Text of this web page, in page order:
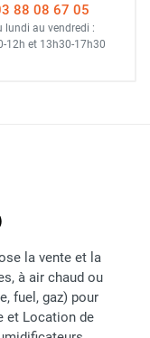
88 08 67 05
lundi au vendredi :
12h et 13h30-17h30
la vente et la
à air chaud ou
fuel, gaz) pour
et Location de